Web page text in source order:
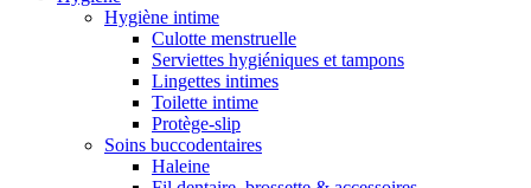
Hygiène intime
Culotte menstruelle
Serviettes hygiéniques et tampons
Lingettes intimes
Toilette intime
Protège-slip
Soins buccodentaires
Haleine